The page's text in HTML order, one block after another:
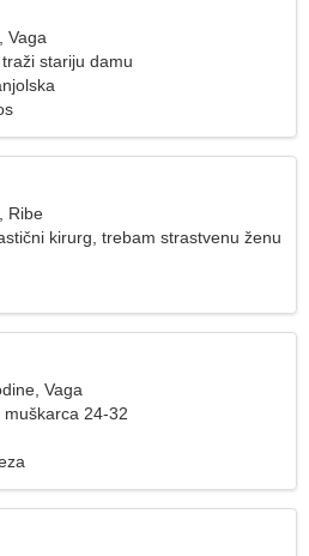
Vaga
stariju damu
Ribe
kirurg, trebam strastvenu ženu
Vaga
24-32